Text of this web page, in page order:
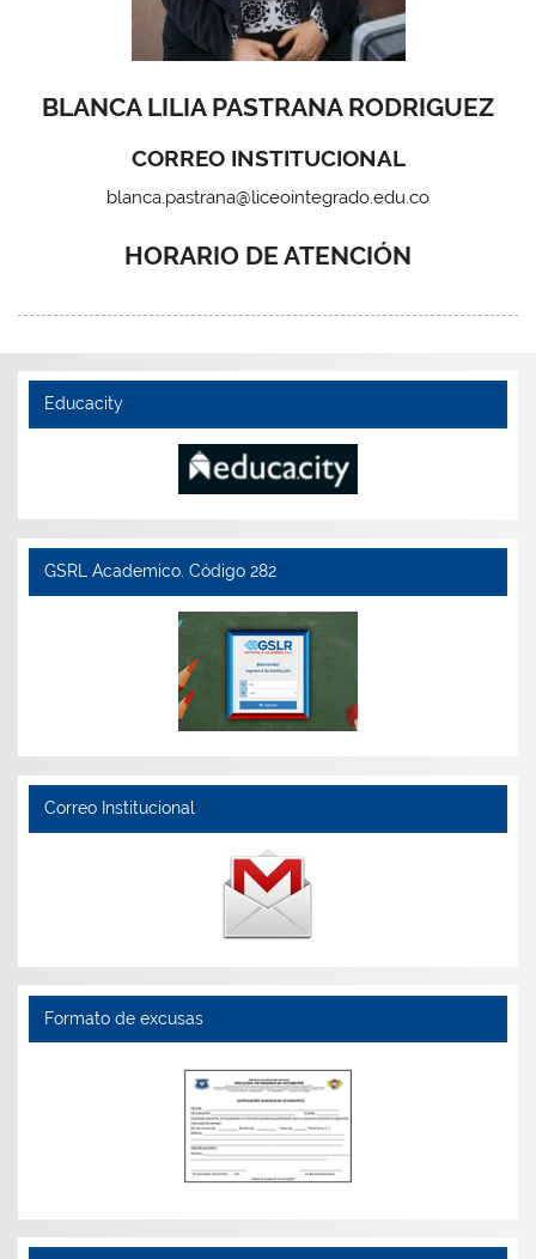
BLANCA LILIA PASTRANA RODRIGUEZ
CORREO INSTITUCIONAL
blanca.pastrana@liceointegrado.edu.co
HORARIO DE ATENCIÓN
Educacity
GSRL Academico. Código 282
Correo Institucional
Formato de excusas